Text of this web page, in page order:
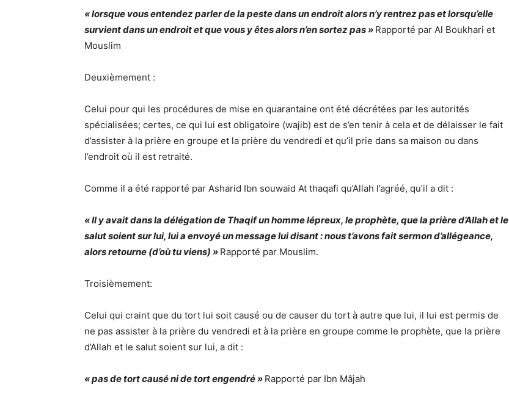
« lorsque vous entendez parler de la peste dans un endroit alors n’y rentrez pas et lorsqu’elle
survient dans un endroit et que vous y êtes alors n’en sortez pas » Rapporté par Al Boukhari et
Mouslim
Deuxièmement :
Celui pour qui les procédures de mise en quarantaine ont été décrétées par les autorités
spécialisées; certes, ce qui lui est obligatoire (wajib) est de s’en tenir à cela et de délaisser le fait
d’assister à la prière en groupe et la prière du vendredi et qu’il prie dans sa maison ou dans
l’endroit où il est retraité.
Comme il a été rapporté par Asharid Ibn souwaid At thaqafi qu’Allah l’agréé, qu’il a dit :
« Il y avait dans la délégation de Thaqif un homme lépreux, le prophète, que la prière d’Allah et le
salut soient sur lui, lui a envoyé un message lui disant : nous t’avons fait sermon d’allégeance,
alors retourne (d’où tu viens) » Rapporté par Mouslim.
Troisièmement:
Celui qui craint que du tort lui soit causé ou de causer du tort à autre que lui, il lui est permis de
ne pas assister à la prière du vendredi et à la prière en groupe comme le prophète, que la prière
d’Allah et le salut soient sur lui, a dit :
« pas de tort causé ni de tort engendré » Rapporté par Ibn Mâjah